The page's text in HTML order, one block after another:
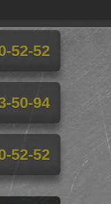
52-52
50-94
52-52